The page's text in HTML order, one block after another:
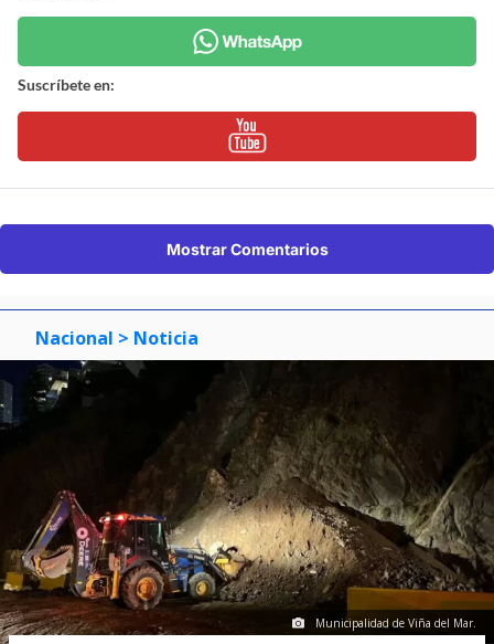
Suscríbete en:
Mostrar Comentarios
Nacional > Noticia
Municipalidad de Viña del Mar.